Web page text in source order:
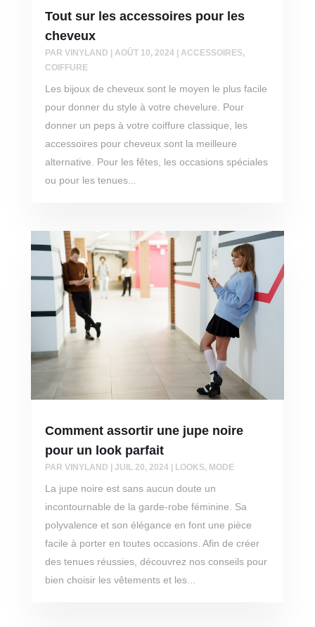
Tout sur les accessoires pour les
cheveux
PAR VINYLAND | AOÛT 10, 2024| ACCESSOIRES,
COIFFURE
Les bijoux de cheveux sont le moyen le plus facile
pour donner du style à votre chevelure. Pour
donner un peps à votre coiffure classique, les
accessoires pour cheveux sont la meilleure
alternative. Pour les fêtes, les occasions spéciales
ou pour les tenues...
Comment assortir une jupe noire
pour un look parfait
PAR VINYLAND JUIL 20, 2024| LOOKS, MODE
La jupe noire est sans aucun doute un
incontournable de la garde-robe féminine. Sa
polyvalence et son élégance en font une pièce
facile à porter en toutes occasions. Afin de créer
des tenues réussies, découvrez nos conseils pour
bien choisir les vêtements et les...